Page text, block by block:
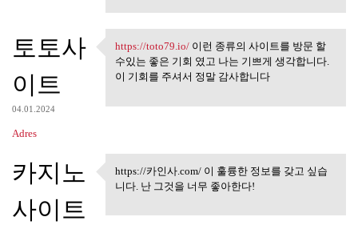
토토사
이트
04.01.2024
Adres
https://toto79.io/ 이런 종류의
https://toto79.io/이런 종류의 사이트를 방문 할
수있는 좋은 기회 였고 나는 기쁘게 생각합니다.
이 기회를 주셔서 정말 감사합니다
카지노
사이트
https://카인사.com/ 이 훌륭한 정보
https://카인사.com/ 이 훌륭한 정보를 갖고 싶습
니다. 난 그것을 너무 좋아한다!